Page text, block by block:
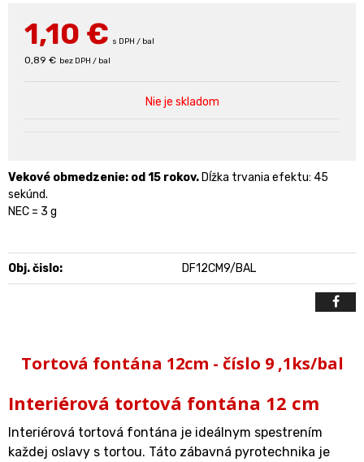
1,10 € s DPH / bal
0,89 € bez DPH / bal
Nie je skladom
Vekové obmedzenie: od 15 rokov. Dĺžka trvania efektu: 45
sekúnd.
NEC = 3 g
Obj. čislo: DF12CM9/BAL
Tortová fontána 12cm - číslo 9 ,1ks/bal
Interiérová tortová fontána 12 cm
Interiérová tortová fontána je ideálnym spestrením
každej oslavy s tortou. Táto zábavná pyrotechnika je